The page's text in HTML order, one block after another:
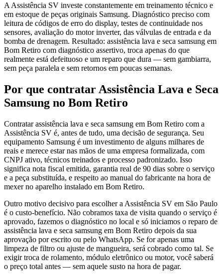
A Assistência SV investe constantemente em treinamento técnico e
em estoque de peças originais Samsung. Diagnóstico preciso com
leitura de códigos de erro do display, testes de continuidade nos
sensores, avaliação do motor inverter, das válvulas de entrada e da
bomba de drenagem. Resultado: assistência lava e seca samsung em
Bom Retiro com diagnóstico assertivo, troca apenas do que
realmente está defeituoso e um reparo que dura — sem gambiarra,
sem peça paralela e sem retornos em poucas semanas.
Por que contratar Assistência Lava e Seca
Samsung no Bom Retiro
Contratar assistência lava e seca samsung em Bom Retiro com a
Assistência SV é, antes de tudo, uma decisão de segurança. Seu
equipamento Samsung é um investimento de alguns milhares de
reais e merece estar nas mãos de uma empresa formalizada, com
CNPJ ativo, técnicos treinados e processo padronizado. Isso
significa nota fiscal emitida, garantia real de 90 dias sobre o serviço
e a peça substituída, e respeito ao manual do fabricante na hora de
mexer no aparelho instalado em Bom Retiro.
Outro motivo decisivo para escolher a Assistência SV em São Paulo
é o custo-benefício. Não cobramos taxa de visita quando o serviço é
aprovado, fazemos o diagnóstico no local e só iniciamos o reparo de
assistência lava e seca samsung em Bom Retiro depois da sua
aprovação por escrito ou pelo WhatsApp. Se for apenas uma
limpeza de filtro ou ajuste de mangueira, será cobrado como tal. Se
exigir troca de rolamento, módulo eletrônico ou motor, você saberá
o preço total antes — sem aquele susto na hora de pagar.